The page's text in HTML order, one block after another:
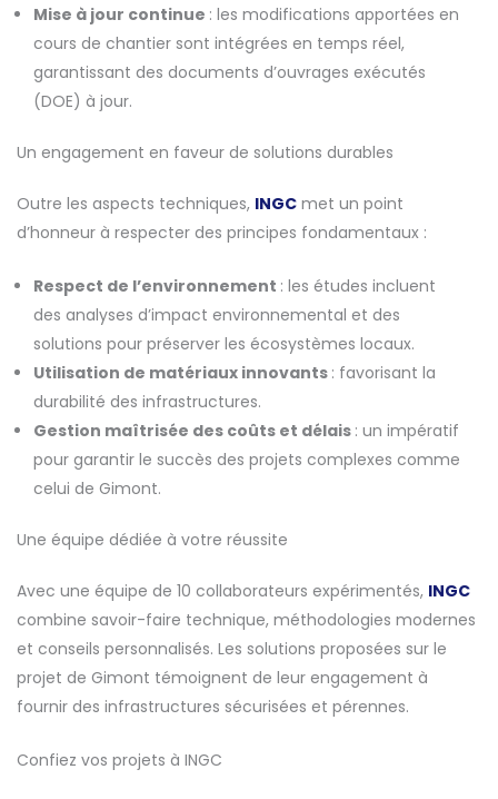
Mise à jour continue : les modifications apportées en
cours de chantier sont intégrées en temps réel,
garantissant des documents d’ouvrages exécutés
(DOE) à jour.
Un engagement en faveur de solutions durables
Outre les aspects techniques, INGC met un point
d’honneur à respecter des principes fondamentaux :
Respect de l’environnement : les études incluent
des analyses d’impact environnemental et des
solutions pour préserver les écosystèmes locaux.
Utilisation de matériaux innovants : favorisant la
durabilité des infrastructures.
Gestion maîtrisée des coûts et délais : un impératif
pour garantir le succès des projets complexes comme
celui de Gimont.
Une équipe dédiée à votre réussite
Avec une équipe de 10 collaborateurs expérimentés, INGC
combine savoir-faire technique, méthodologies modernes
et conseils personnalisés. Les solutions proposées sur le
projet de Gimont témoignent de leur engagement à
fournir des infrastructures sécurisées et pérennes.
Confiez vos projets à INGC